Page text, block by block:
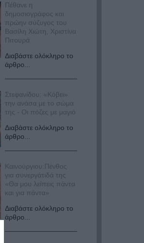
Πέθανε η
δημοσιογράφος και
πρώην σύζυγος του
Βασίλη Χιώτη, Χριστίνα
Πιτουρά
Διαβάστε ολόκληρο το
άρθρο...
Στεφανίδου: «Κόβει»
την ανάσα με το σώμα
της - Οι πόζες με μαγιό
Διαβάστε ολόκληρο το
άρθρο...
Καινούργιου:Πένθος
για συνεργάτιδά της
«Θα μου λείπεις πάντα
και για πάντα»
Διαβάστε ολόκληρο το
άρθρο...